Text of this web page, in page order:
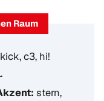
Raum
c3, hi!
stern,